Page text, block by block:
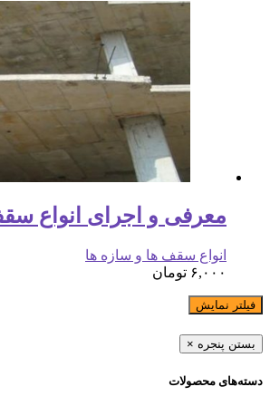
معرفی و اجرای
انواع سقف ها و سازه ها
۶,۰۰۰ تومان
فیلتر نمایش
بستن پنجره ×
دسته‌های محصولات